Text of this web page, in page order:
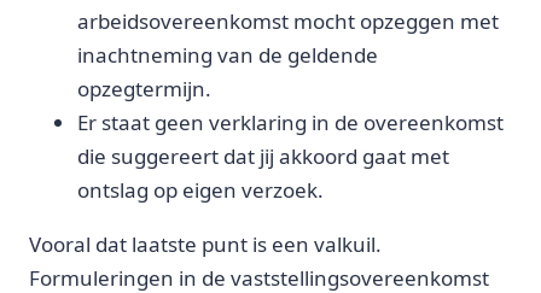
arbeidsovereenkomst mocht opzeggen met
inachtneming van de geldende
opzegtermijn.
Er staat geen verklaring in de overeenkomst
die suggereert dat jij akkoord gaat met
ontslag op eigen verzoek.
Vooral dat laatste punt is een valkuil.
Formuleringen in de vaststellingsovereenkomst